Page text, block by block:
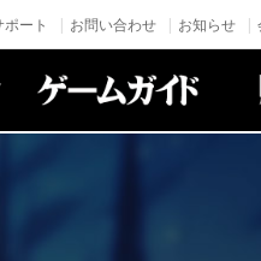
ポート お問い合わせ お知らせ